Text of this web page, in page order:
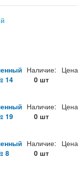
14
Наличие:
0 шт
Цена
19
Наличие:
0 шт
Цена
8
Наличие:
0 шт
Цена